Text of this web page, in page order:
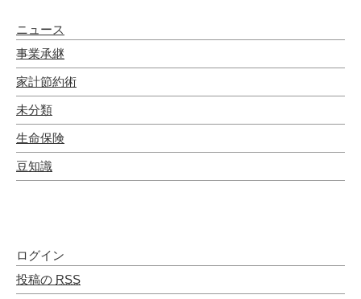
ニュース
事業承継
家計節約術
未分類
生命保険
豆知識
ログイン
投稿の RSS